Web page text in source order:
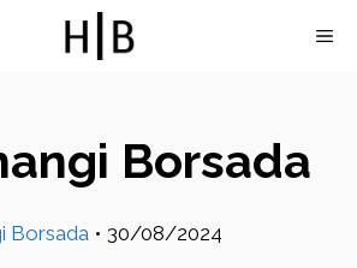
Borsada
Borsada • 30/08/2024